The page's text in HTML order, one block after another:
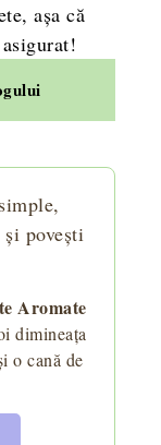
așa că
povești
Aromate
dimineața
o cană de